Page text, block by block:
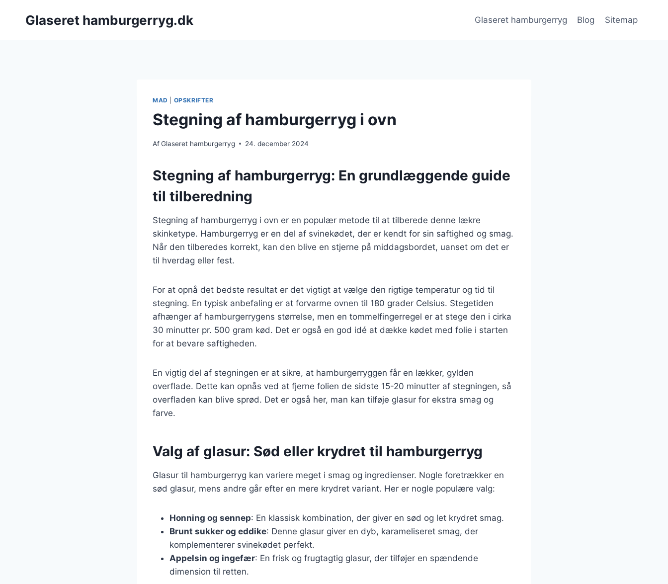
Glaseret hamburgerryg.dk Glaseret hamburgerryg Blog Sitemap
MAD OPSKRIFTER
Stegning af hamburgerryg i ovn
AfGlaseret hamburgerryg 24. december 2024
Stegning af hamburgerryg: En grundlæggende guide
til tilberedning
Stegning af hamburgerryg i ovn er en populær metode til at tilberede denne lækre
skinketype. Hamburgerryg er en del af svinekødet, der er kendt for sin saftighed og smag.
Når den tilberedes korrekt, kan den blive en stjerne på middagsbordet, uanset om det er
til hverdag eller fest.
For at opnå det bedste resultat er det vigtigt at vælge den rigtige temperatur og tid til
stegning. En typisk anbefaling er at forvarme ovnen til 180 grader Celsius. Stegetiden
afhænger af hamburgerrygens størrelse, men en tommelfingerregel er at stege den i cirka
30 minutter pr. 500 gram kød. Det er også en god idé at dække kødet med folie i starten
for at bevare saftigheden.
En vigtig del af stegningen er at sikre, at hamburgerryggen får en lækker, gylden
overflade. Dette kan opnås ved at fjerne folien de sidste 15-20 minutter af stegningen, så
overfladen kan blive sprød. Det er også her, man kan tilføje glasur for ekstra smag og
farve.
Valg af glasur: Sød eller krydret til hamburgerryg
Glasur til hamburgerryg kan variere meget i smag og ingredienser. Nogle foretrækker en
sød glasur, mens andre går efter en mere krydret variant. Her er nogle populære valg:
Honning og sennep: En klassisk kombination, der giver en sød og let krydret smag.
Brunt sukker og eddike: Denne glasur giver en dyb, karameliseret smag, der
komplementerer svinekødet perfekt.
Appelsin og ingefær: En frisk og frugtagtig glasur, der tilføjer en spændende
dimension til retten.